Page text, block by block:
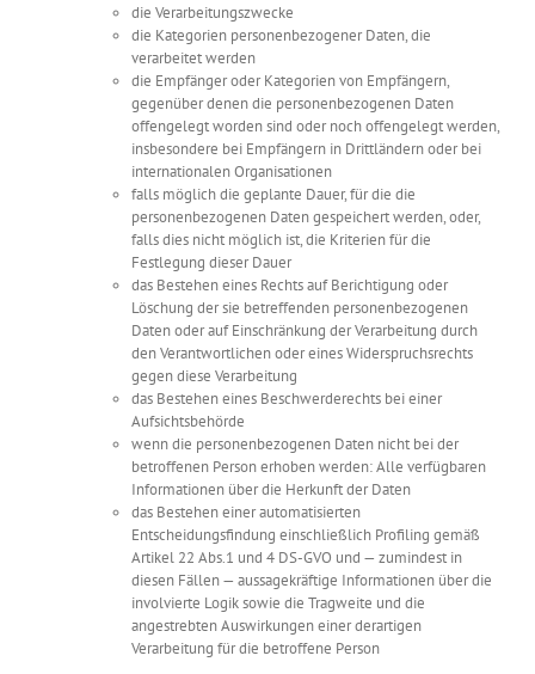
die Verarbeitungszwecke
die Kategorien personenbezogener Daten, die
verarbeitet werden
die Empfänger oder Kategorien von Empfängern,
gegenüber denen die personenbezogenen Daten
offengelegt worden sind oder noch offengelegt werden,
insbesondere bei Empfängern in Drittländern oder bei
internationalen Organisationen
falls möglich die geplante Dauer, für die die
personenbezogenen Daten gespeichert werden, oder,
falls dies nicht möglich ist, die Kriterien für die
Festlegung dieser Dauer
das Bestehen eines Rechts auf Berichtigung oder
Löschung der sie betreffenden personenbezogenen
Daten oder auf Einschränkung der Verarbeitung durch
den Verantwortlichen oder eines Widerspruchsrechts
gegen diese Verarbeitung
das Bestehen eines Beschwerderechts bei einer
Aufsichtsbehörde
wenn die personenbezogenen Daten nicht bei der
betroffenen Person erhoben werden: Alle verfügbaren
Informationen über die Herkunft der Daten
das Bestehen einer automatisierten
Entscheidungsfindung einschließlich Profiling gemäß
Artikel 22 Abs.1 und 4 DS-GVO und — zumindest in
diesen Fällen — aussagekräftige Informationen über die
involvierte Logik sowie die Tragweite und die
angestrebten Auswirkungen einer derartigen
Verarbeitung für die betroffene Person